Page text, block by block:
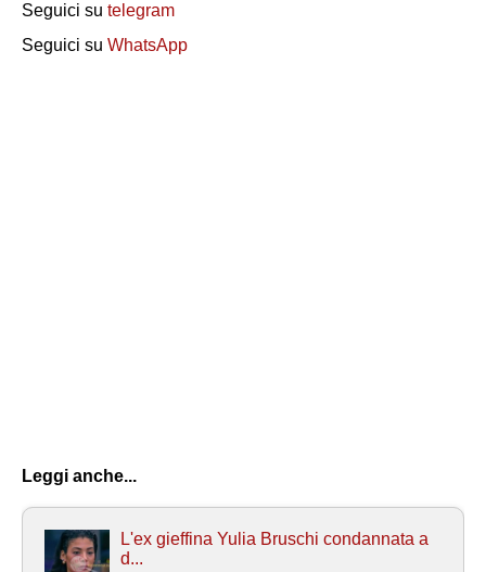
Seguici su telegram
Seguici su WhatsApp
Leggi anche...
L'ex gieffina Yulia Bruschi condannata a
d...